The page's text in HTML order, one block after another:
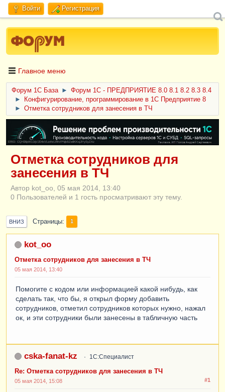
Войти Регистрация
Главное меню
Форум 1C База ►
Форум 1С - ПРЕДПРИЯТИЕ 8.0 8.1 8.2 8.3 8.4
►
Конфигурирование, программирование в 1С Предприятие 8
►
Отметка сотрудников для занесения в ТЧ
ERID: CQH36pWzJqVJD4xVLsnhcU4hVPNjkBZe8KKxjJiYySyZAz
Отметка сотрудников для
занесения в ТЧ
Автор kot_oo, 05 мая 2014, 13:40
0 Пользователей и 1 гость просматривают эту тему.
ВНИЗ Страницы 1
kot_oo
Отметка сотрудников для занесения в ТЧ
05 мая 2014, 13:40
Помогите с кодом или информацией какой нибудь, как
сделать так, что бы, я открыл форму добавить
сотрудников, отметил сотрудников которых нужно, нажал
ок, и эти сотрудники были занесены в табличную часть
cska-fanat-kz 1С:Специалист
Re: Отметка сотрудников для занесения в ТЧ
#1
05 мая 2014, 15:08